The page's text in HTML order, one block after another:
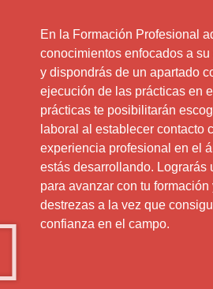
En la Formación Profesional
conocimientos enfocados a
y dispondrás de un apartado
ejecución de las prácticas en
prácticas te posibilitarán
laboral al establecer contacto
experiencia profesional en el
estás desarrollando. Lograrás
para avanzar con tu
destrezas a la vez que
confianza en el campo.